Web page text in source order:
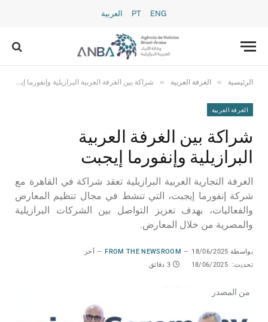
PT ENG العربية
الرئيسية » الغرفة العربية » شراكة بين الغرفة العربية البرازيلية وإنفورما إيجبت
الغرفة العربية
شراكة بين الغرفة العربية
البرازيلية وإنفورما إيجبت
الغرفة التجارية العربية البرازيلية تعقد شراكة في القاهرة مع
شركة إنفورما إيجبت، التي تنشط في مجال تنظيم المعارض
والفعاليات، بهدف تعزيز التواصل بين الشركات البرازيلية
والمصرية من خلال المعارض.
بواسطة FROM THE NEWSROOM 18/06/2025
آخر
تحديث: 18/06/2025 3 دقائق
من المصدر